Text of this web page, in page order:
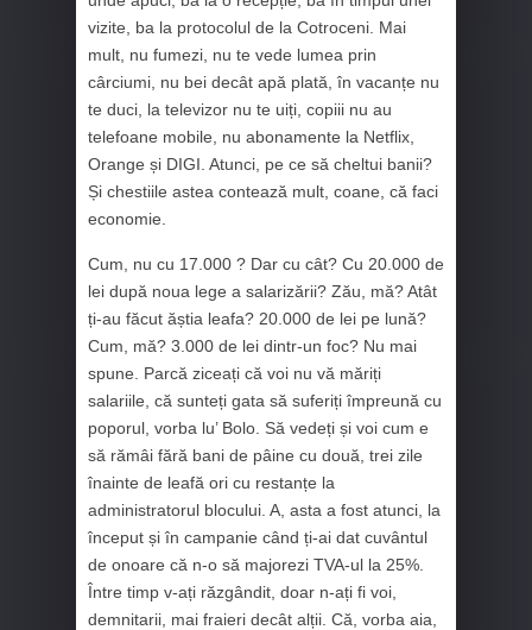
vizite, ba la protocolul de la Cotroceni. Mai
mult, nu fumezi, nu te vede lumea prin
cârciumi, nu bei decât apă plată, în vacanțe nu
te duci, la televizor nu te uiți, copiii nu au
telefoane mobile, nu abonamente la Netflix,
Orange și DIGI. Atunci, pe ce să cheltui banii?
Și chestiile astea contează mult, coane, că faci
economie.
Cum, nu cu 17.000 ? Dar cu cât? Cu 20.000 de
lei după noua lege a salarizării? Zău, mă? Atât
ți-au făcut ăștia leafa? 20.000 de lei pe lună?
Cum, mă? 3.000 de lei dintr-un foc? Nu mai
spune. Parcă ziceați că voi nu vă măriți
salariile, că sunteți gata să suferiți împreună cu
poporul, vorba lu’ Bolo. Să vedeți și voi cum e
să rămâi fără bani de pâine cu două, trei zile
înainte de leafă ori cu restanțe la
administratorul blocului. A, asta a fost atunci, la
început și în campanie când ți-ai dat cuvântul
de onoare că n-o să majorezi TVA-ul la 25%.
Între timp v-ați răzgândit, doar n-ați fi voi,
demnitarii, mai fraieri decât alții. Că, vorba aia,